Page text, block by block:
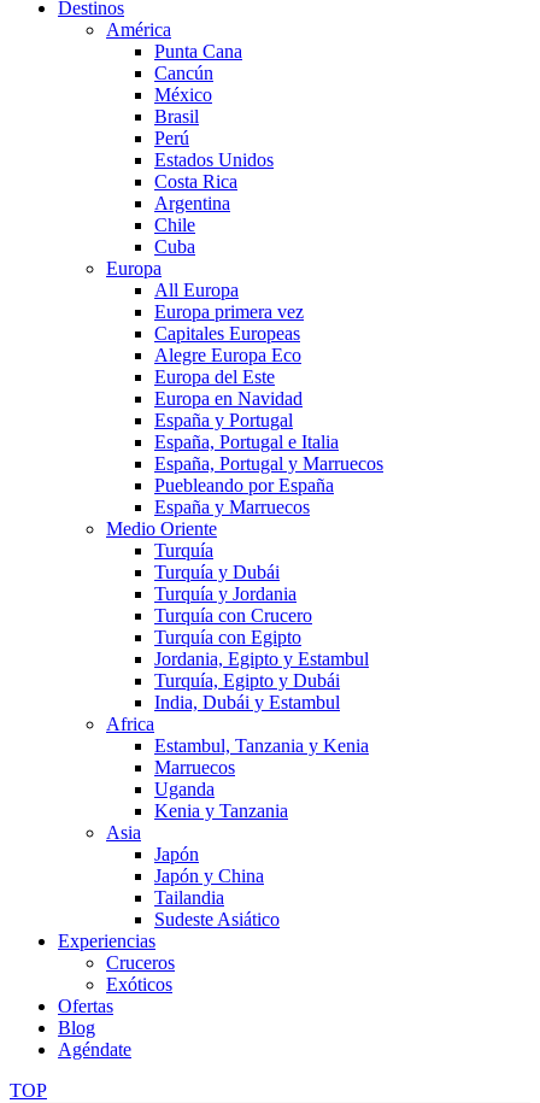
Destinos
América
Punta Cana
Cancún
México
Brasil
Perú
Estados Unidos
Costa Rica
Argentina
Chile
Cuba
Europa
All Europa
Europa primera vez
Capitales Europeas
Alegre Europa Eco
Europa del Este
Europa en Navidad
España y Portugal
España, Portugal e Italia
España, Portugal y Marruecos
Puebleando por España
España y Marruecos
Medio Oriente
Turquía
Turquía y Dubái
Turquía y Jordania
Turquía con Crucero
Turquía con Egipto
Jordania, Egipto y Estambul
Turquía, Egipto y Dubái
India, Dubái y Estambul
Africa
Estambul, Tanzania y Kenia
Marruecos
Uganda
Kenia y Tanzania
Asia
Japón
Japón y China
Tailandia
Sudeste Asiático
Experiencias
Cruceros
Exóticos
Ofertas
Blog
Agéndate
TOP